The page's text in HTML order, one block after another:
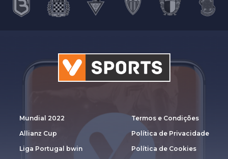
Mundial 2022
Allianz Cup
Liga Portugal bwin
Termos e Condições
Política de Privacidade
Política de Cookies